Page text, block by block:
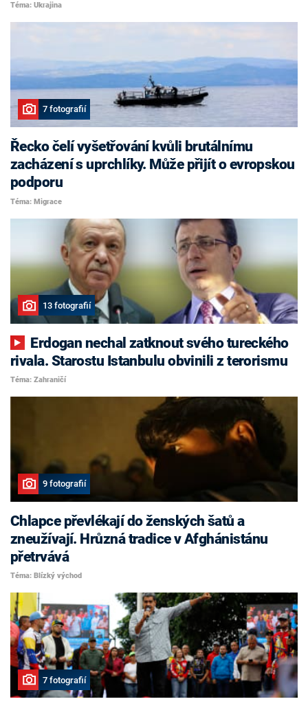
Téma: Ukrajina
7 fotografií
Řecko čelí vyšetřování kvůli brutálnímu
zacházení s uprchlíky. Může přijít o evropskou
podporu
Téma: Migrace
13 fotografií
rivala. Starostu Istanbulu obvinili z terorismu
Téma: Zahraničí
9 fotografií
Chlapce převlékají do ženských šatů a
zneužívají. Hrůzná tradice v Afghánistánu
přetrvává
Téma: Blízký východ
7 fotografií